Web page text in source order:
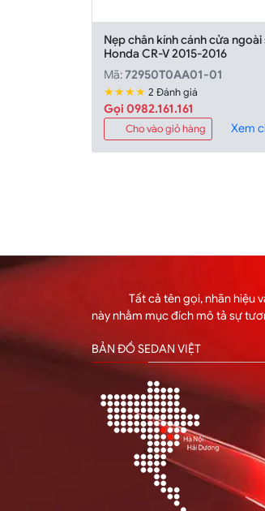
Nẹp chân kính cánh cửa ngoài
Honda CR-V 2015-2016
Mã:72950T0AA01-01
★★★★ 2 Đánh giá
Gọi 0982.161.161
Cho vào giỏ hàng Xem
Tất cả tên gọi, nhãn hiệu
này nhằm mục đích mô tả sự
BẢN ĐỒ SEDAN VIỆT